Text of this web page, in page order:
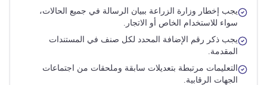
يجب إخطار وزارة الزراعة ببيان الرسالة في جميع الحالات،
سواء للاستخدام الخاص أو الاتجار.
يجب ذكر رقم الإضافة المحدد لكل صنف في المستندات
المقدمة.
التعليمات مرتبطة بتعديلات سابقة وملحقات من اجتماعات
الجهات الرقابية.